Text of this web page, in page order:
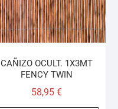
CAÑIZO OCULT. 1X3MT
FENCY TWIN
58,95 €